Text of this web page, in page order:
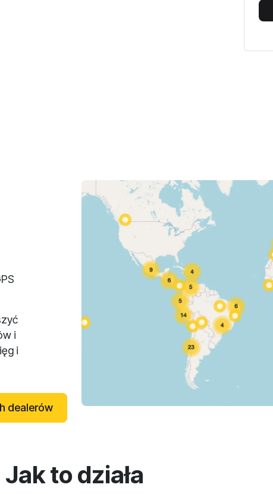
i
i
dealerów
Jak to działa